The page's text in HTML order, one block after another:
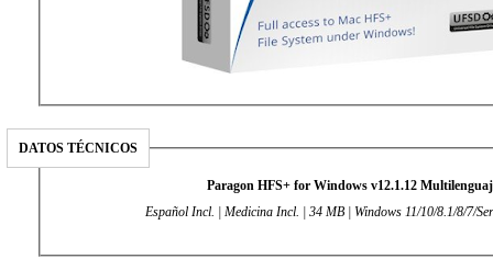
DATOS TÉCNICOS
Paragon HFS+ for Windows v12.1.12
Español Incl. | Medicina Incl. | 34 MB | Windows 11/10/8.1/8/7/